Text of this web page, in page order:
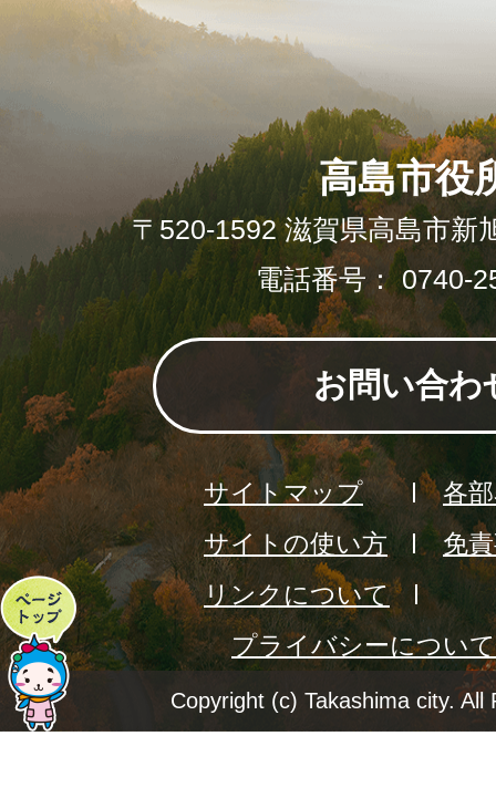
ペ
ー
ジ
高島市役
〒520-1592 滋賀県高島市新
電話番号： 0740-
お問い合わ
サイトマップ
各
サイトの使い方
免
リンクについて
プライバシーについて
Copyright (c) Takashima city. All